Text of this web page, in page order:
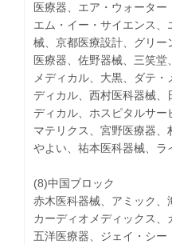
医療器、エア・ウォーター
エム・イー・サイエンス
械、京都医療設計、グリ
医療器、佐野器械、三笑
メディカル、大黒、ダテ
ディカル、西村医科器械、
ディカル、ホスピタルサー
マテリクス、宮野医療器、
やよい、祐本医科器械、ラ
(8)中国ブロック
赤木医科器械、アミック、
カーディオメディックス、
五洋医療器、ジェイ・シ